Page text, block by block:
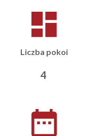
Liczba pokoi
4